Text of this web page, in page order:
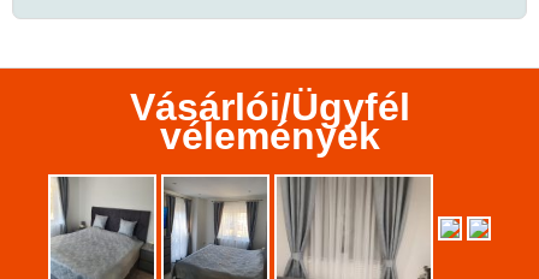
Vásárlói/Ügyfél
vélemények